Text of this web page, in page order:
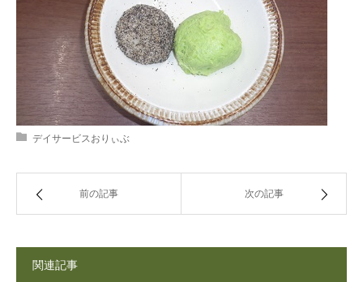
デイサービスおりぃぶ
前の記事 次の記事
関連記事